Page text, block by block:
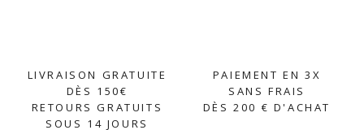
LIVRAISON GRATUITE
DÈS 150€
RETOURS GRATUITS
SOUS 14 JOURS
PAIEMENT EN 3X
SANS FRAIS
DÈS 200 € D'ACHAT